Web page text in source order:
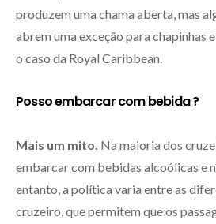
produzem uma chama aberta, mas
abrem uma exceção para chapinhas
o caso da Royal Caribbean.
Posso embarcar com bebida ?
Mais um mito. Na maioria dos
embarcar com bebidas alcoólicas e
entanto, a política varia entre as
cruzeiro, que permitem que os